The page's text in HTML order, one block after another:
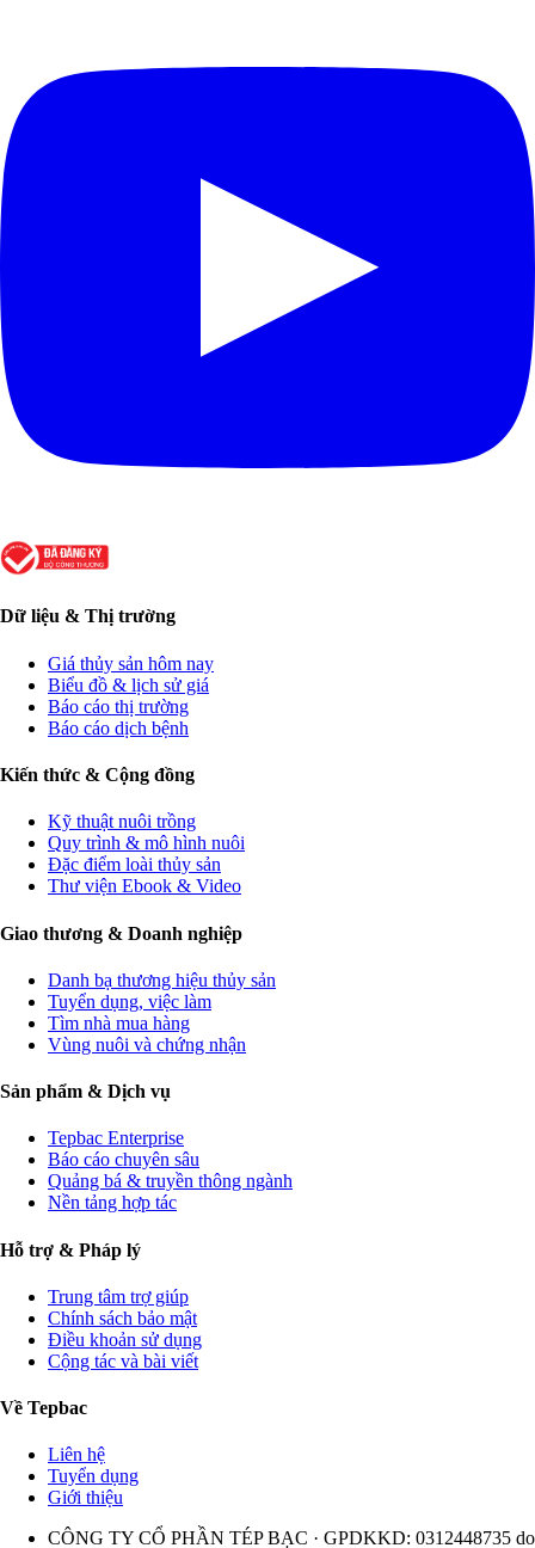
Dữ liệu & Thị trường
Giá thủy sản hôm nay
Biểu đồ & lịch sử giá
Báo cáo thị trường
Báo cáo dịch bệnh
Kiến thức & Cộng đồng
Kỹ thuật nuôi trồng
Quy trình & mô hình nuôi
Đặc điểm loài thủy sản
Thư viện Ebook & Video
Giao thương & Doanh nghiệp
Danh bạ thương hiệu thủy sản
Tuyển dụng, việc làm
Tìm nhà mua hàng
Vùng nuôi và chứng nhận
Sản phẩm & Dịch vụ
Tepbac Enterprise
Báo cáo chuyên sâu
Quảng bá & truyền thông ngành
Nền tảng hợp tác
Hỗ trợ & Pháp lý
Trung tâm trợ giúp
Chính sách bảo mật
Điều khoản sử dụng
Cộng tác và bài viết
Về Tepbac
Liên hệ
Tuyển dụng
Giới thiệu
CÔNG TY CỔ PHẦN TÉP BẠC · GPDKKD: 0312448735 do